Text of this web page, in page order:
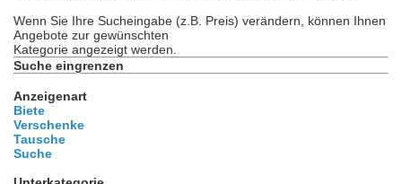
Wenn Sie Ihre Sucheingabe (z.B. Preis) verändern, können Ihnen
Angebote zur gewünschten
Kategorie angezeigt werden.
Suche eingrenzen
Anzeigenart
Biete
Verschenke
Tausche
Suche